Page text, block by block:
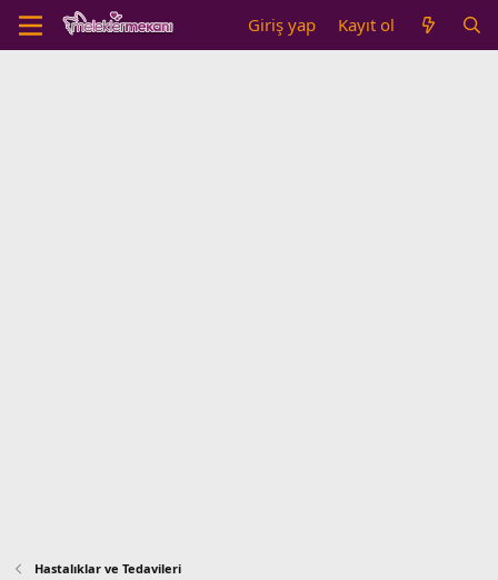
Giriş yap Kayıt ol
Hastalıklar ve Tedavileri